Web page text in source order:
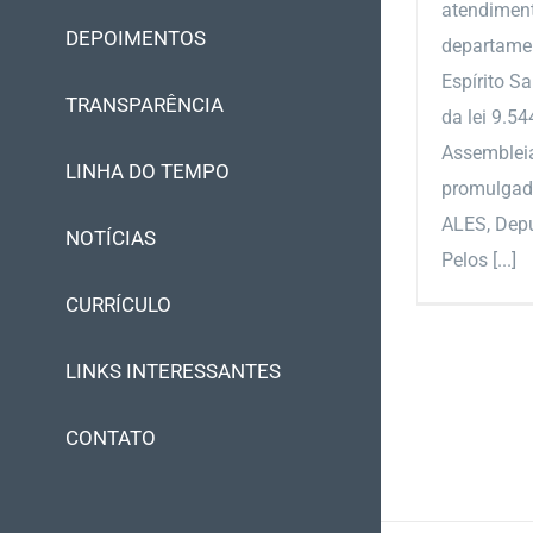
DEPOIMENTOS
TRANSPARÊNCIA
LINHA DO TEMPO
NOTÍCIAS
CURRÍCULO
LINKS INTERESSANTES
CONTATO
Espírito
da lei
ALES,
Pelos [...]